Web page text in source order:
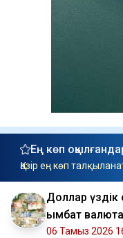
Ең көп
Қазір ең көп
Доллар үздік
қымбат
06 Тамыз 2026